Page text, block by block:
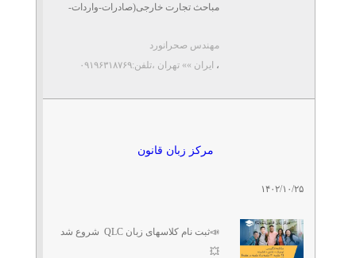
مباحث تجارت خارجی(صادرات-واردات-
...
مهندس صحرانورد
، ایران »» تهران ،تلفن:۰۹۱۹۶۳۱۸۷۶۹
۱۴۰۲/۱۰/۲۵
مرکز زبان قانون
📣ثبت نام کلاسهای زبان QLC شروع شد
💥